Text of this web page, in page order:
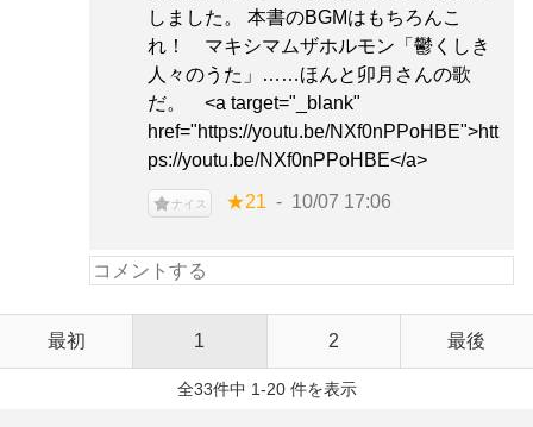
しました。 本書のBGMはもちろんこ
れ！ マキシマムザホルモン「鬱くしき
人々のうた」……ほんと卯月さんの歌
だ。 <a target="_blank"
href="https://youtu.be/NXf0nPPoHBE">htt
ps://youtu.be/NXf0nPPoHBE</a>
ナイス ★21 10/07 17:06
最初 1 2 最後
全33件中 1-20 件を表示